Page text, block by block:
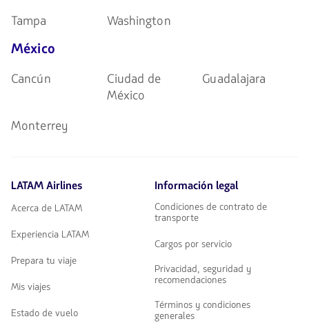
Tampa
Washington
México
Cancún
Ciudad de
México
Guadalajara
Monterrey
LATAM Airlines
Acerca de LATAM
Experiencia LATAM
Prepara tu viaje
Mis viajes
Estado de vuelo
Información legal
Condiciones de contrato de
transporte
Cargos por servicio
Privacidad, seguridad y
recomendaciones
Términos y condiciones
generales